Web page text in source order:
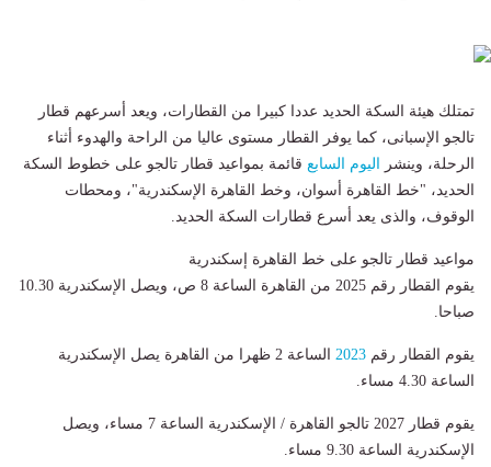
تمتلك هيئة السكة الحديد عددا كبيرا من القطارات، ويعد أسرعهم قطار
تالجو الإسبانى، كما يوفر القطار مستوى عاليا من الراحة والهدوء أثناء
الرحلة، وينشر
اليوم السابع قائمة بمواعيد قطار تالجو على خطوط السكة
الحديد، "خط القاهرة أسوان، وخط القاهرة الإسكندرية"، ومحطات
الوقوف، والذى يعد أسرع قطارات السكة الحديد.
مواعيد قطار تالجو على خط القاهرة إسكندرية
يقوم القطار رقم 2025 من القاهرة الساعة 8 ص، ويصل الإسكندرية 10.30
صباحا.
يقوم القطار رقم 2023
الساعة 2 ظهرا من القاهرة يصل الإسكندرية
الساعة 4.30 مساء.
يقوم قطار 2027 تالجو القاهرة / الإسكندرية الساعة 7 مساء، ويصل
الإسكندرية الساعة 9.30 مساء.